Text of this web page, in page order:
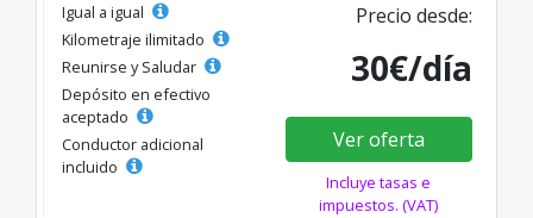
Igual a igual
Kilometraje ilimitado
Reunirse y Saludar
Depósito en efectivo
aceptado
Conductor adicional
incluido
Precio desde:
30€/día
Ver oferta
Incluye tasas e
impuestos. (VAT)